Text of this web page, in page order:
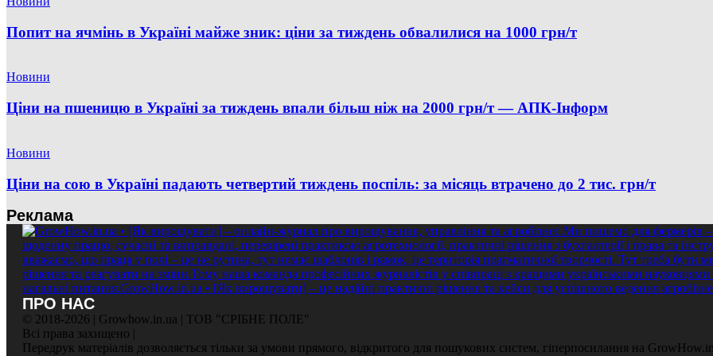
Попит на ячмінь в Україні майже зник: ціни за тиждень обвалилися на 1000 грн/т
Новини
Ціни на пшеницю в Україні за тиждень впали більш ніж на 2000 грн/т — АПК-Інформ
Новини
Ціни на сою в Україні падають четвертий тиждень поспіль: за місяць втрачено до 2 тис. грн/т
Реклама
ПРО НАС
© 2018-2026 | Growhow.in.ua | ТОВ "СРІБНЕ ПОЛЕ"
Всі права захищено |
Передрук матеріалів дозволяється тільки за умови прямого, відкритого для пошукових систем, гіперпосилання на